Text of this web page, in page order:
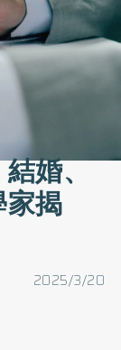
婚、
揭
2025/3/20